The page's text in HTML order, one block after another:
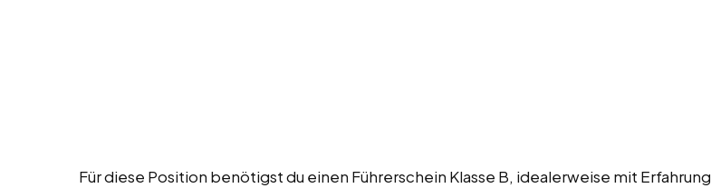
Für diese Position benötigst du einen Führerschein Klasse B, idealerweise mit Erfahrung